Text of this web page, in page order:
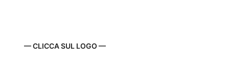
— CLICCA SUL LOGO —